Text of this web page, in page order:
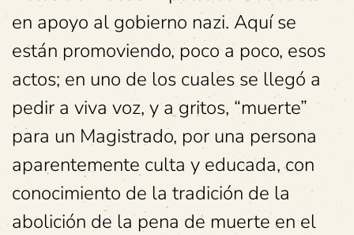
en apoyo al gobierno nazi. Aquí se
están promoviendo, poco a poco, esos
actos; en uno de los cuales se llegó a
pedir a viva voz, y a gritos, “muerte”
para un Magistrado, por una persona
aparentemente culta y educada, con
conocimiento de la tradición de la
abolición de la pena de muerte en el